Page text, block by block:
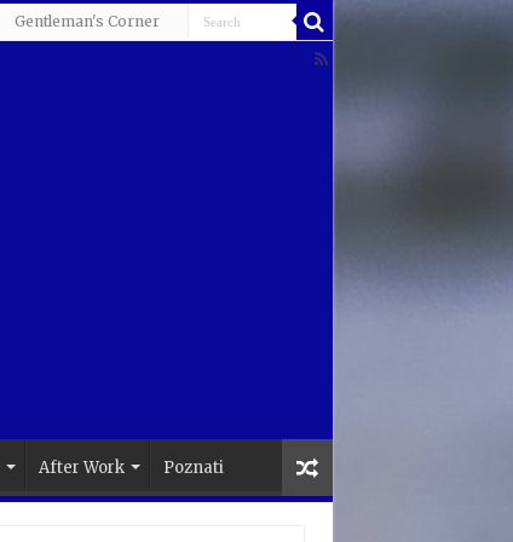
Gentleman's Corner
After Work Poznati